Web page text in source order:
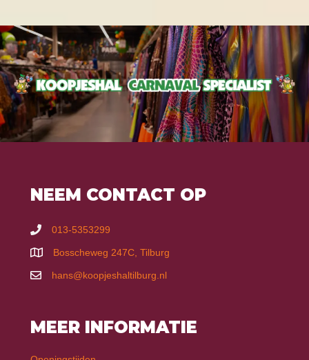
NEEM CONTACT OP
013-5353299
Bosscheweg 247C, Tilburg
hans@koopjeshaltilburg.nl
MEER INFORMATIE